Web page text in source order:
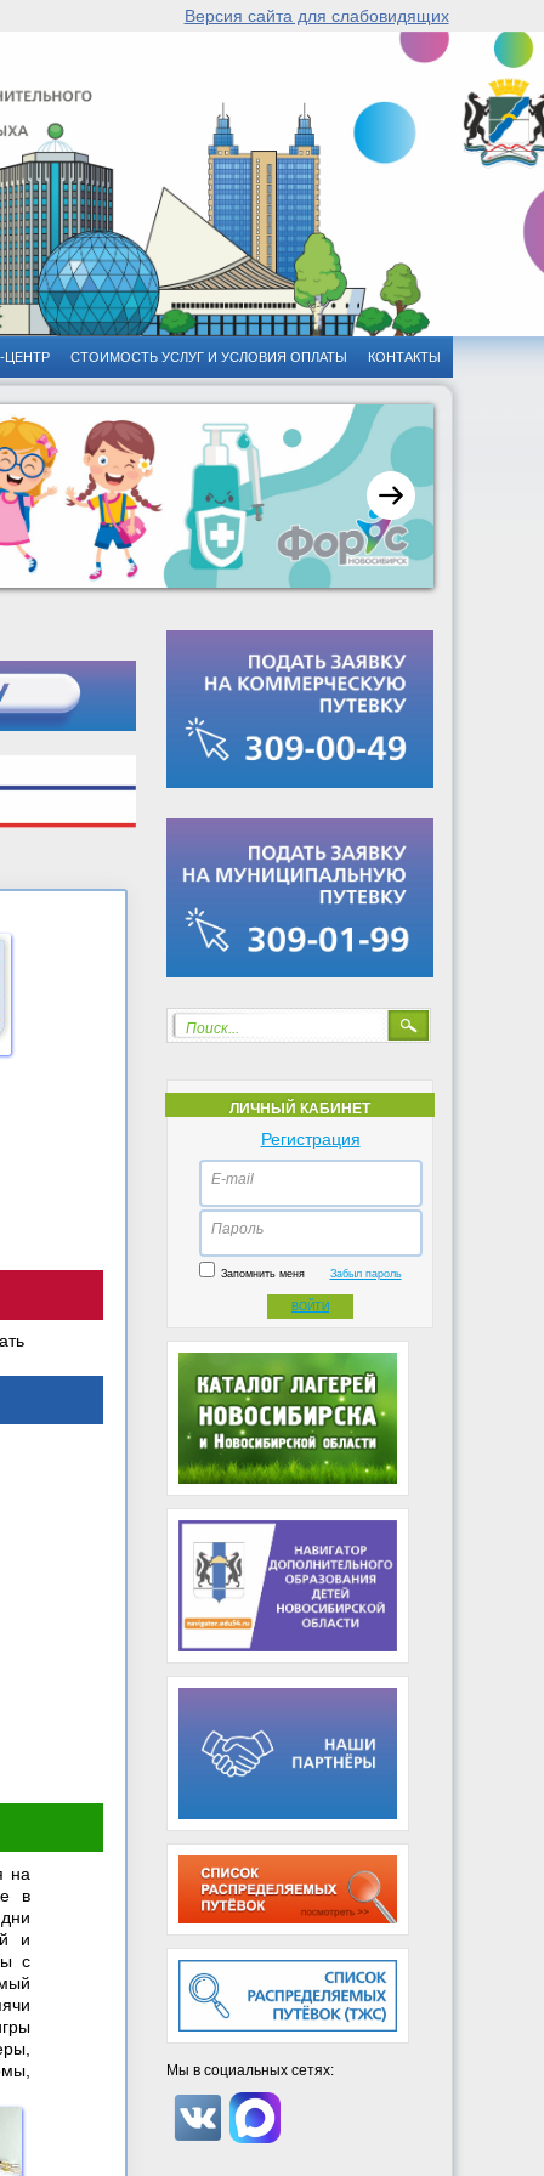
Версия сайта для слабовидящих
ЦЕНТР СТОИМОСТЬ УСЛУГ И УСЛОВИЯ ОПЛАТЫ КОНТАКТЫ
Поиск...
ЛИЧНЫЙ КАБИНЕТ
Регистрация
E-mail
Пароль
Запомнить меня Забыл пароль
ВОЙТИ
Мы в социальных сетях:
на
в
и
с